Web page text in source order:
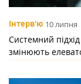
Інтерв'ю 10 липня
Системний
змінюють